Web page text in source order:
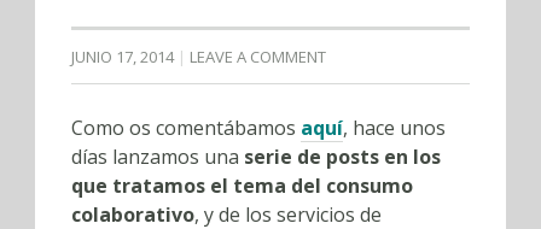
JUNIO 17, 2014 LEAVE A COMMENT
Como os comentábamos aquí, hace unos
días lanzamos una serie de posts en los
que tratamos el tema del consumo
colaborativo, y de los servicios de